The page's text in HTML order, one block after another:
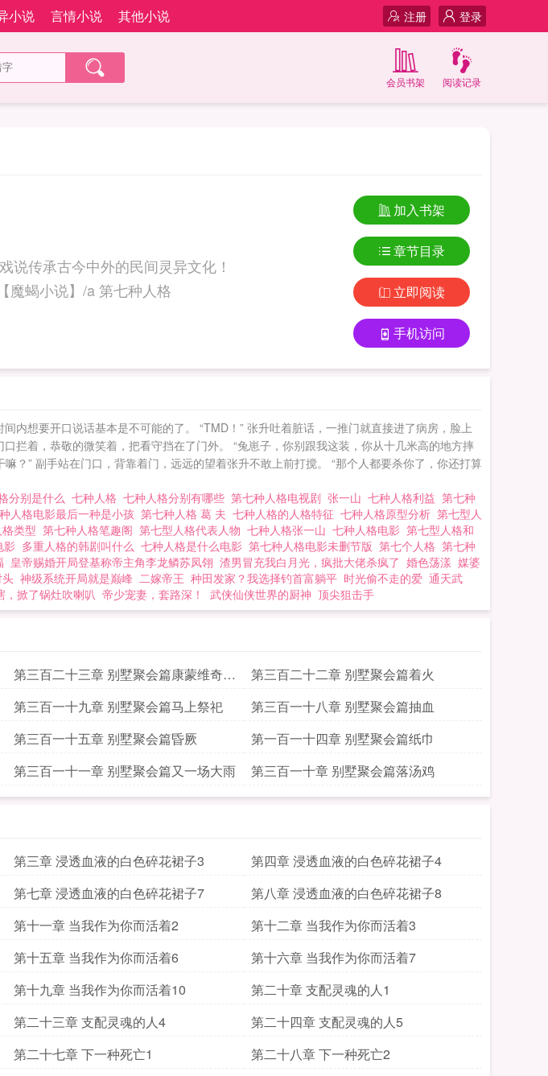
小说 言情小说 其他小说 登录
注册
阅读记录
会员书架
说传承古今中外的民间灵异文化！
ahref="http://m.moxiexs.com"target="_blank"【魔蝎小说】/a 第七种人格
加入书架
章节目录
立即阅读
手机访问
内想要开口说话基本是不可能的了。 “TMD！” 张升吐着脏话，一推门就直接进了病房，脸上
拦着，恭敬的微笑着，把看守挡在了门外。 “兔崽子，你别跟我这装，你从十几米高的地方摔
？” 副手站在门口，背靠着门，远远的望着张升不敢上前打搅。 “那个人都要杀你了，你还打算
分别是什么 七种人格 七种人格分别有哪些 第七种人格电视剧 张一山 七种人格利益 第七种
人格电影最后一种是小孩 第七种人格 葛 夫 七种人格的人格特征 七种人格原型分析 第七型人
类型 第七种人格笔趣阁 第七型人格代表人物 七种人格张一山 七种人格电影 第七型人格和
影 多重人格的韩剧叫什么 七种人格是什么电影 第七种人格电影未删节版 第七个人格 第七种
皇帝赐婚开局登基称帝主角李龙鳞苏凤翎 渣男冒充我白月光，疯批大佬杀疯了 婚色荡漾 媒婆
神级系统开局就是巅峰 二嫁帝王 种田发家？我选择钓首富躺平 时光偷不走的爱 通天武
，掀了锅灶吹喇叭 帝少宠妻，套路深！ 武侠仙侠世界的厨神 顶尖狙击手
第三百二十三章 别墅聚会篇康蒙维奇再
现
第三百二十二章 别墅聚会篇着火
第三百一十九章 别墅聚会篇马上祭祀
第三百一十八章 别墅聚会篇抽血
第三百一十五章 别墅聚会篇昏厥
第一百一十四章 别墅聚会篇纸巾
第三百一十一章 别墅聚会篇又一场大雨 第三百一十章 别墅聚会篇落汤鸡
第三章 浸透血液的白色碎花裙子3
第四章 浸透血液的白色碎花裙子4
第七章 浸透血液的白色碎花裙子7
第八章 浸透血液的白色碎花裙子8
第十一章 当我作为你而活着2
第十二章 当我作为你而活着3
第十五章 当我作为你而活着6
第十六章 当我作为你而活着7
第十九章 当我作为你而活着10
第二十章 支配灵魂的人1
第二十三章 支配灵魂的人4
第二十四章 支配灵魂的人5
第二十七章 下一种死亡1
第二十八章 下一种死亡2